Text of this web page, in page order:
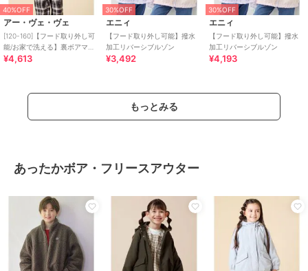
40%OFF
アー・ヴェ・ヴェ
[120-160]【フード取り外し可
能/お家で洗える】裏ボアマウ
ンテンパーカー
¥4,613
30%OFF
エニィ
【フード取り外し可能】撥水
加工リバーシブルゾン
¥3,492
30%OFF
エニィ
【フード取り外し可能】撥水
加工リバーシブルゾン
¥4,193
もっとみる
あったかボア・フリースアウター